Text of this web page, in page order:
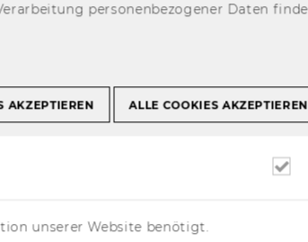
personenbezogener Daten
AKZEPTIEREN ALLE COOKIES AKZEPTIEREN
unserer Website benötigt.